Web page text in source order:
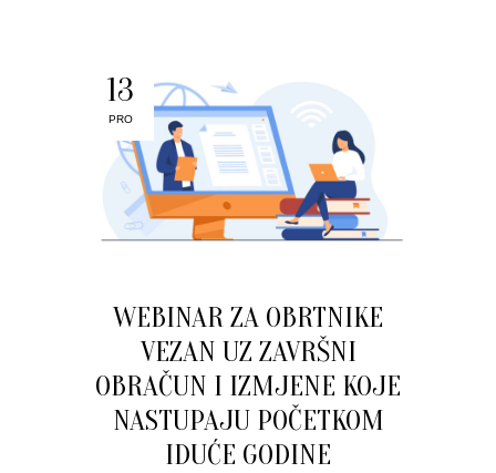
13
PRO
WEBINAR ZA OBRTNIKE
VEZAN UZ ZAVRŠNI
OBRAČUN I IZMJENE KOJE
NASTUPAJU POČETKOM
IDUĆE GODINE